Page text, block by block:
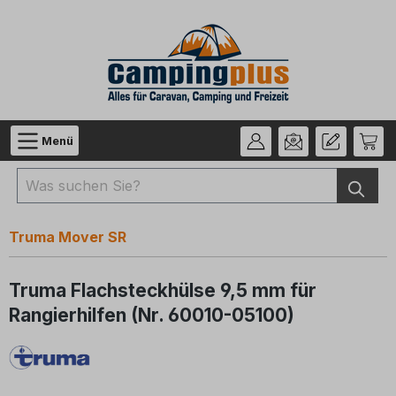
Zum Hauptinhalt springen
Menü
Truma Mover SR
Truma Flachsteckhülse 9,5 mm für
Rangierhilfen (Nr. 60010-05100)